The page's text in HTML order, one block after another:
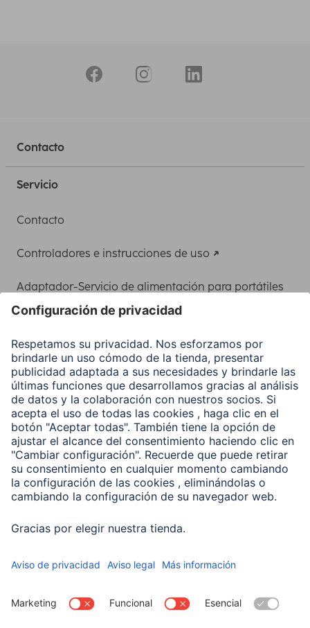
Contacto
Servicio
Contacto
Controladores e instrucciones de uso
Adaptador-Servicio de alimentación para portátiles
Clientes online
Conviértete en distribuidor
Compañía
Historia de la empresa
Hama en todo el Mundo
Sostenibilidad
Business-Portal